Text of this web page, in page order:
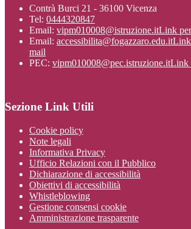
Contrà Burci 21 - 36100 Vicenza
Tel: 0444320847
Email: vipm010008@istruzione.itLink
Email: accessibilita@fogazzaro.edu.itLink
mail
PEC: vipm010008@pec.istruzione.itLink
Sezione Link Utili
Cookie policy
Note legali
Informativa Privacy
Ufficio Relazioni con il Pubblico
Dichiarazione di accessibilità
Obiettivi di accessibilità
Whistleblowing
Gestione consensi cookie
Amministrazione trasparente